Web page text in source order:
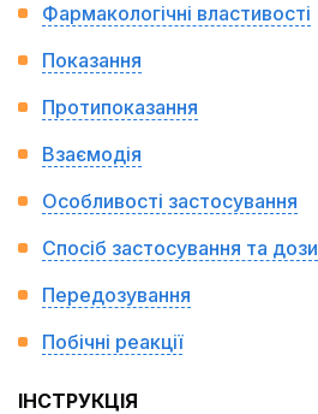
Фармакологічні властивості
Показання
Протипоказання
Взаємодія
Особливості застосування
Спосіб застосування та дози
Передозування
Побічні реакції
ІНСТРУКЦІЯ